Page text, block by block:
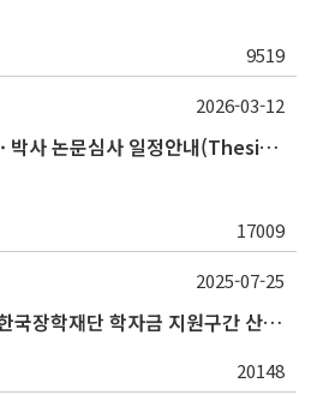
9519
2026학년도 1학기 석 · 박사 논문심사 일정안내(Thesis Defense Schedules)
17009
2026-03-12
[장학금 신청자 필독] 한국장학재단 학자금 지원구간 산정 권고
20148
2025-07-25